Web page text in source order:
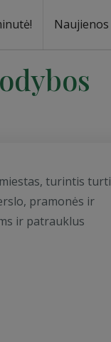
Naujienos
turintis
pramonės ir
ir patrauklus